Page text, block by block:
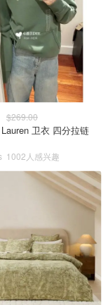
$269.00
Polo Ralph Lauren 卫衣 四分拉链
1002人感兴趣